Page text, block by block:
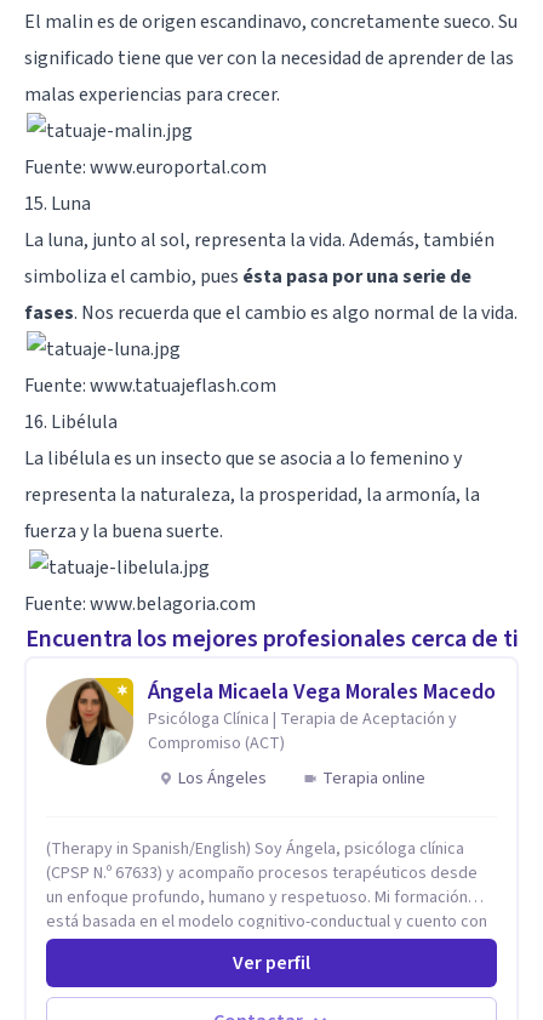
El malin es de origen escandinavo, concretamente sueco. Su
significado tiene que ver con la necesidad de aprender de las
malas experiencias para crecer.
Fuente: www.europortal.com
15. Luna
La luna, junto al sol, representa la vida. Además, también
simboliza el cambio, pues ésta pasa por una serie de
fases. Nos recuerda que el cambio es algo normal de la vida.
Fuente: www.tatuajeflash.com
16. Libélula
La libélula es un insecto que se asocia a lo femenino y
representa la naturaleza, la prosperidad, la armonía, la
fuerza y la buena suerte.
Fuente: www.belagoria.com
Encuentra los mejores profesionales cerca de ti
Ángela Micaela Vega Morales Macedo
Psicóloga Clínica | Terapia de Aceptación y
Compromiso (ACT)
Los Ángeles
Terapia online
(Therapy in Spanish/English) Soy Ángela, psicóloga clínica
(CPSP N.º 67633) y acompaño procesos terapéuticos desde
un enfoque profundo, humano y respetuoso. Mi formación
está basada en el modelo cognitivo-conductual y cuento con
especialización en Terapia de Aceptación y Compromiso
(ACT), formada en Fundación Foro, Argentina. Estos estudios,
junto con mi desarrollo profesional, me han permitido
Ver perfil